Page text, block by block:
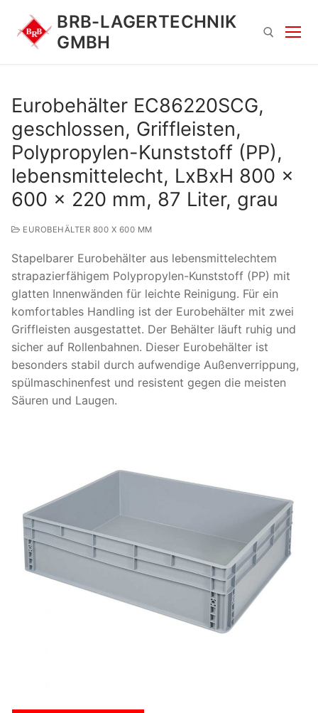
Inhalt
springen
BRB-LAGERTECHNIK
GMBH
Suchen
Eurobehälter EC86220SCG,
geschlossen, Griffleisten,
Polypropylen-Kunststoff (PP),
lebensmittelecht, LxBxH 800 x
600 x 220 mm, 87 Liter, grau
EUROBEHÄLTER 800 X 600 MM
Stapelbarer Eurobehälter aus lebensmittelechtem
strapazierfähigem Polypropylen-Kunststoff (PP) mit
glatten Innenwänden für leichte Reinigung. Für ein
komfortables Handling ist der Eurobehälter mit zwei
Griffleisten ausgestattet. Der Behälter läuft ruhig und
sicher auf Rollenbahnen. Dieser Eurobehälter ist
besonders stabil durch aufwendige Außenverrippung,
spülmaschinenfest und resistent gegen die meisten
Säuren und Laugen.